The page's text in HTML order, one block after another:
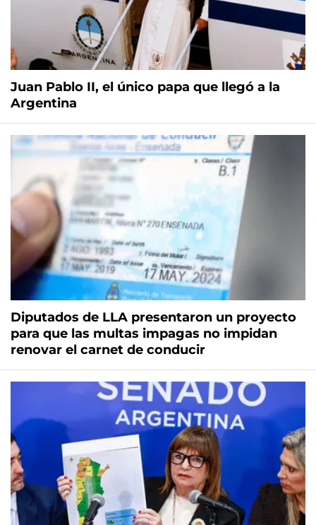
Juan Pablo II, el único papa que llegó a la
Argentina
Diputados de LLA presentaron un proyecto
para que las multas impagas no impidan
renovar el carnet de conducir